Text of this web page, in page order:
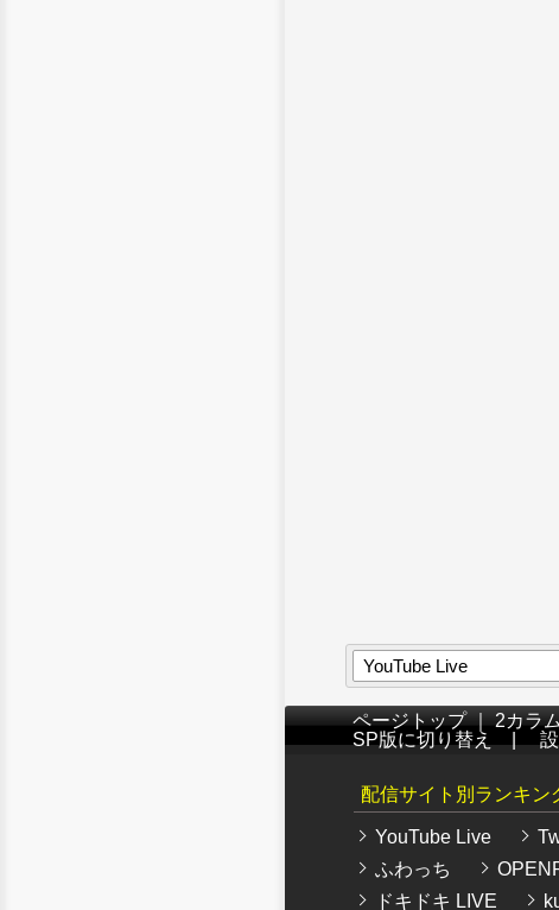
YouTube Live
ページトップ｜2カラ
SP版に切り替え
配信サイト別ランキン
YouTube Live
ふわっち
ドキドキ LIVE